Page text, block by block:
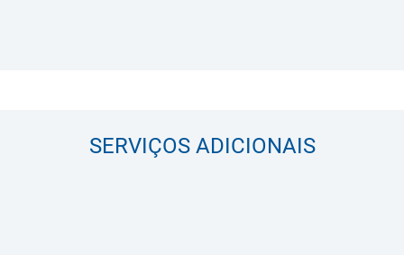
SERVIÇOS ADICIONAIS